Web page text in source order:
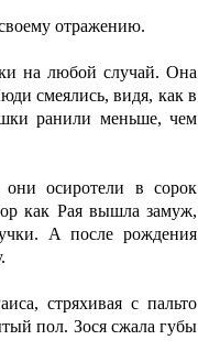
отражению.
на любой случай. Она
смеялись, видя, как в
ранили меньше, чем
осиротели в сорок
как Рая вышла замуж,
А после рождения
стряхивая с пальто
пол. Зося сжала губы